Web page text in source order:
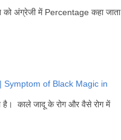
अंग्रेजी में Percentage कहा जाता
Symptom of Black Magic in
काले जादू के रोग और वैसे रोग में